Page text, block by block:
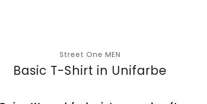
Street One MEN
Basic T-Shirt in Unifarbe